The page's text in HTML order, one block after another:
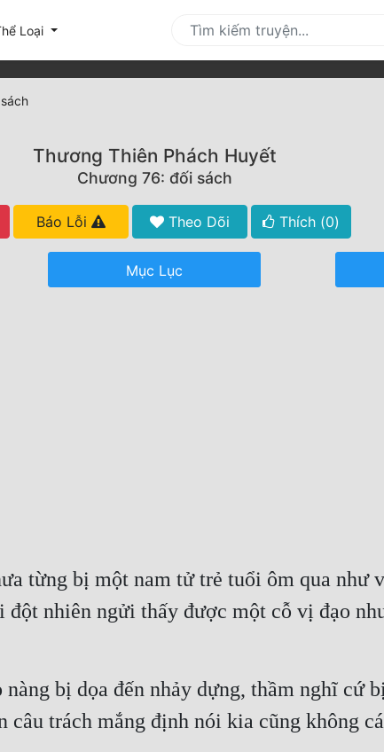
Loại
Thương Thiên Phách Huyết
Chương 76: đối sách
Báo Lỗi Theo Dõi Thích (0)
Mục Lục
từng bị một nam tử trẻ tuổi ôm qua như
nhiên ngửi thấy được một cỗ vị đạo
bị dọa đến nhảy dựng, thầm nghĩ cứ
trách mắng định nói kia cũng không